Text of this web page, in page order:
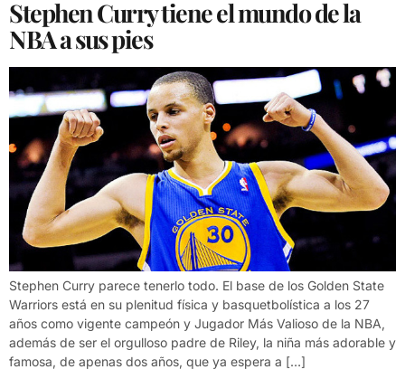
Stephen Curry tiene el mundo de la
NBA a sus pies
Stephen Curry parece tenerlo todo. El base de los Golden State
Warriors está en su plenitud física y basquetbolística a los 27
años como vigente campeón y Jugador Más Valioso de la NBA,
además de ser el orgulloso padre de Riley, la niña más adorable y
famosa, de apenas dos años, que ya espera a […]